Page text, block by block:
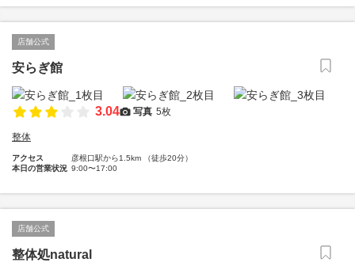
店舗公式
安らぎ館
3.04 写真 5枚
整体
アクセス
彦根口駅から1.5km （徒歩20分）
本日の営業状況 9:00〜17:00
店舗公式
整体処natural